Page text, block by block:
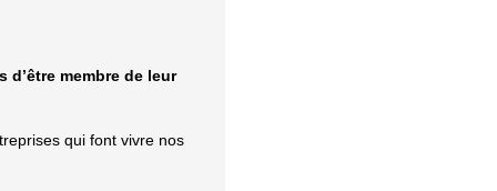
membre de leur
qui font vivre nos